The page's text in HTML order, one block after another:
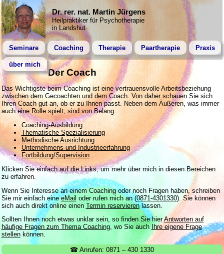
Dr. rer. nat. Martin Jürgens
Heilpraktiker für Psychotherapie
in Landshut
Seminare Coaching Therapie Paartherapie Praxis
über mich
Der Coach
Das Wichtigste beim Coaching ist eine vertrauensvolle Arbeitsbeziehung
zwischen dem Gecoachten und dem Coach. Von daher schauen Sie sich
Ihren Coach gut an, ob er zu Ihnen passt. Neben dem Äußeren, was immer
auch eine Rolle spielt, sind von Belang:
Coaching-Ausbildung
Thematische Spezialisierung
Methodische Ausrichtung
Unternehmens-und Industrieerfahrung
Fortbildung/Supervision
Klicken Sie einfach auf die Links, um mehr über mich in diesen Bereichen
zu erfahren.
Wenn Sie Interesse an einem Coaching oder noch Fragen haben, schreiben
Sie mir einfach eineeMail oder rufen mich an (0871-4301330). Sie können
sich auch direkt online einen Termin reservierenlassen.
Sollten Ihnen noch etwas unklar sein, so finden Sie hierAntworten auf
häufige Fragen zum Thema Coaching, wo Sie auch Ihre eigene Frage
stellenkönnen.
☎ Anrufen: 0871 – 430 1330